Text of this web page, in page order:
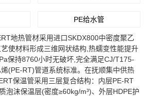
PE给水管
地热管材采用进口SKDX800中密度聚乙
使材料形成三维网状结构,热蠕变性能提升
保持8760小时无破坏,完全满足CJ/T175-
(PE-RT)管道系统标准。在抚顺集中供热
保温管采用三层复合结构：内层PE-RT
泡沫保温层(密度≥60kg/m³)、外层HDPE护